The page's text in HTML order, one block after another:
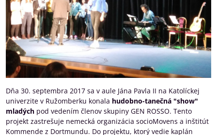
Dňa 30. septembra 2017 sa v aule Jána Pavla II na Katolíckej
univerzite v Ružomberku konala hudobno-tanečná "show"
mladých pod vedením členov skupiny GEN ROSSO. Tento
projekt zastrešuje nemecká organizácia socioMovens a inštitút
Kommende z Dortmundu. Do projektu, ktorý vedie kaplán